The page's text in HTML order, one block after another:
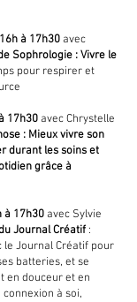
à 17h30 avec
Sophrologie : Vivre le
pour respirer et
17h30 avec Chrystelle
: Mieux vivre son
durant les soins et
grâce à
à 17h30 avec Sylvie
Journal Créatif:
le Journal Créatif pour
batteries, et se
en douceur et en
à soi,